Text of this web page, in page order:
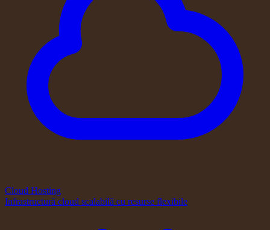
Cloud Hosting
Infrastructură cloud scalabilă cu resurse flexibile